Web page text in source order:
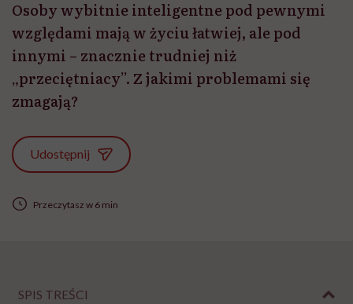
Osoby wybitnie inteligentne pod pewnymi
względami mają w życiu łatwiej, ale pod
innymi – znacznie trudniej niż
„przeciętniacy”. Z jakimi problemami się
zmagają?
Udostępnij
Przeczytasz w 6 min
SPIS TREŚCI